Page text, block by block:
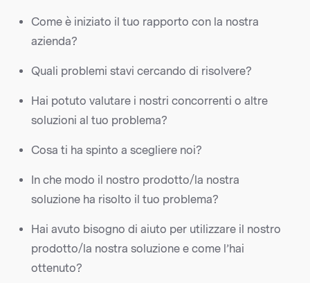
Come è iniziato il tuo rapporto con la nostra
azienda?
Quali problemi stavi cercando di risolvere?
Hai potuto valutare i nostri concorrenti o altre
soluzioni al tuo problema?
Cosa ti ha spinto a scegliere noi?
In che modo il nostro prodotto/la nostra
soluzione ha risolto il tuo problema?
Hai avuto bisogno di aiuto per utilizzare il nostro
prodotto/la nostra soluzione e come l’hai
ottenuto?